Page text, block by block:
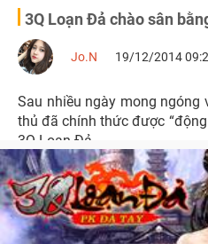
3Q Loạn Đả chào sân
Jo.N 19/12/2014
Sau nhiều ngày mong ngóng
thủ đã chính thức được “động
3Q Loạn Đả.